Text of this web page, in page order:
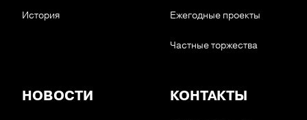
История Ежегодные проекты
Частные торжества
НОВОСТИ КОНТАКТЫ